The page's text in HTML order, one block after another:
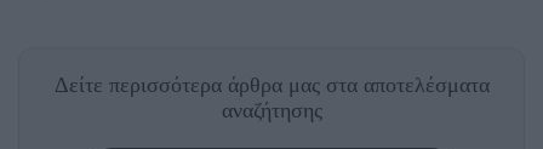
Δείτε περισσότερα άρθρα μας στα αποτελέσματα
αναζήτησης